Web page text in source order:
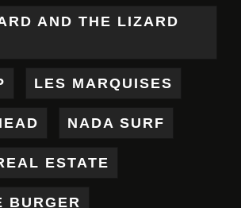
AND THE LIZARD
LES MARQUISES
NADA SURF
ESTATE
BURGER